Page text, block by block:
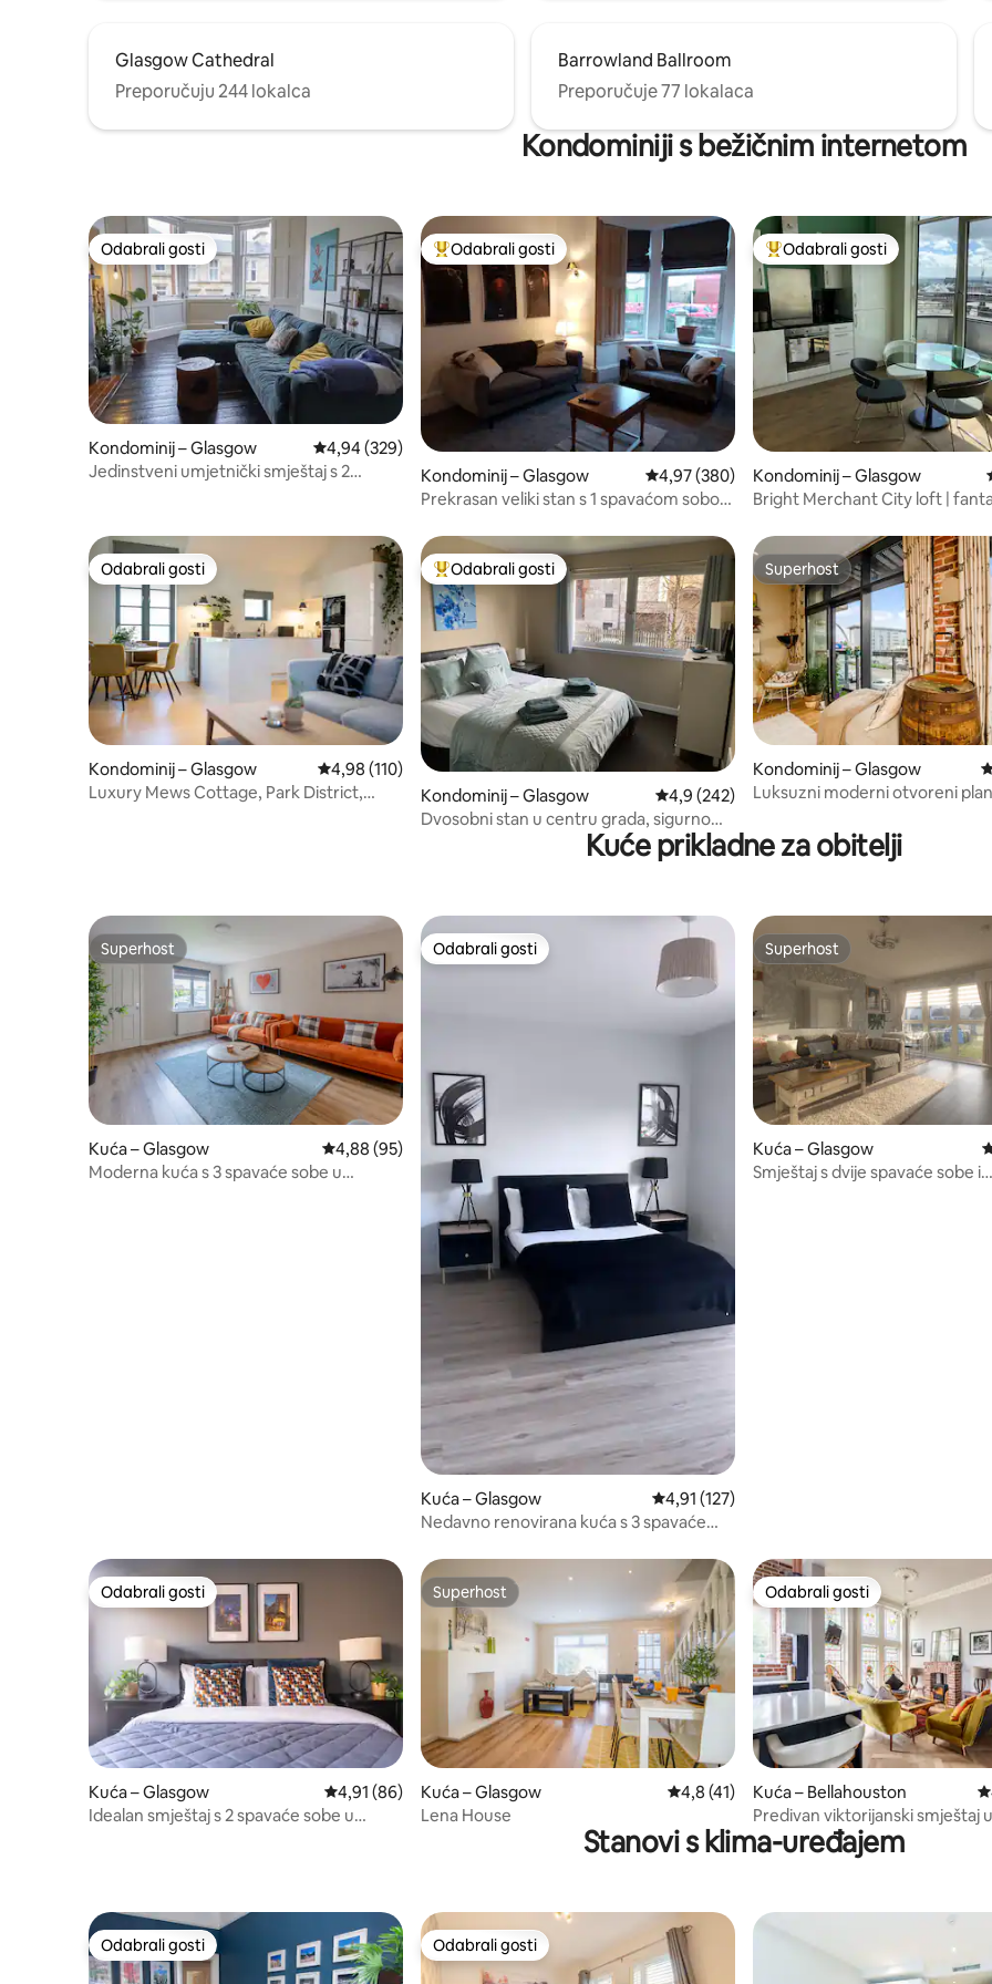
Glasgow Cathedral
Preporučuju 244 lokalca
Barrowland Ballroom
Preporučuje 77 lokalaca
Kondominiji s bežičnim internetom
Odabrali gosti
Odabrali gosti
Kondominij – Glasgow Prosječna ocjena: 4,94/5, recenzija: 329
4,94 (329)
Jedinstveni umjetnički smještaj s 2
Među najviše rangiranima s oznakom „Odabrali gosti”
Odabrali gosti
Kondominij – Glasgow Prosječna ocjena: 4,97/5, recenzija: 380
4,97 (380)
Prekrasan veliki stan s 1 spavaćom sobom
Među najviše rangiranima s
Odabrali gosti
Kondominij – Glasgow
Bright Merchant City loft |
Odabrali gosti
Odabrali gosti
Kondominij – Glasgow Prosječna ocjena: 4,98/5, recenzija: 110
4,98 (110)
Luxury Mews Cottage, Park District,
Među najviše rangiranima s oznakom „Odabrali gosti”
Odabrali gosti
Kondominij – Glasgow Prosječna ocjena: 4,9/5, recenzija: 242
4,9 (242)
Dvosobni stan u centru grada, sigurno
Superhost
Superhost
Kondominij – Glasgow
Luksuzni moderni otvoreni plan
Kuće prikladne za obitelji
Superhost
Superhost
Kuća – Glasgow Prosječna ocjena: 4,88/5, recenzija: 95
4,88 (95)
Moderna kuća s 3 spavaće sobe u
Odabrali gosti
Odabrali gosti
Kuća – Glasgow Prosječna ocjena: 4,91/5, recenzija: 127
4,91 (127)
Nedavno renovirana kuća s 3 spavaće
Superhost
Superhost
Kuća – Glasgow
Smještaj s dvije spavaće sobe i
Odabrali gosti
Odabrali gosti
Kuća – Glasgow Prosječna ocjena: 4,91/5, recenzija: 86
4,91 (86)
Idealan smještaj s 2 spavaće sobe u
Superhost
Superhost
Kuća – Glasgow Prosječna ocjena: 4,8/5, recenzija: 41
4,8 (41)
Lena House
Odabrali gosti
Odabrali gosti
Kuća – Bellahouston
Predivan viktorijanski smještaj u blizini
postaje Dumbreck
Stanovi s klima-uređajem
Odabrali gosti
Odabrali gosti Odabrali gosti
Odabrali gosti